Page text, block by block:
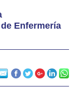
Enfermería